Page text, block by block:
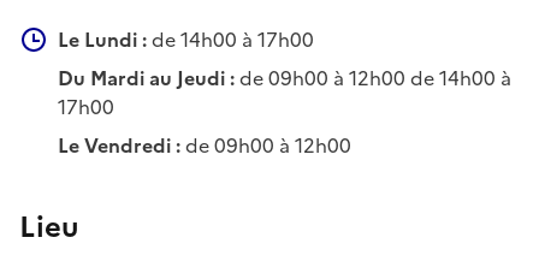
Le Lundi :de 14h00 à 17h00
Du Mardi au Jeudi :de 09h00 à 12h00 de 14h00 à
17h00
Le Vendredi :de 09h00 à 12h00
Lieu